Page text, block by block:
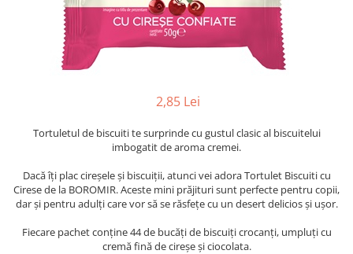
2,85 Lei
Tortuletul de biscuiti te surprinde cu gustul clasic al biscuitelui
imbogatit de aroma cremei.
Dacă îți plac cireșele și biscuiții, atunci vei adora Tortulet Biscuiti cu
Cirese de la BOROMIR. Aceste mini prăjituri sunt perfecte pentru copii,
dar și pentru adulți care vor să se răsfețe cu un desert delicios și ușor.
Fiecare pachet conține 44 de bucăți de biscuiți crocanți, umpluți cu
cremă fină de cireșe și ciocolata.